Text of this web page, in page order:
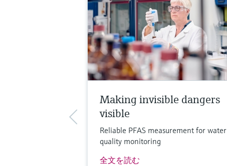
Making invisible dangers
visible
Reliable PFAS measurement for water
quality monitoring
全文を読む